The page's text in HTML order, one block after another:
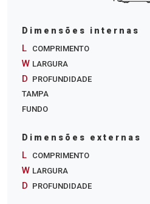
Dimensões internas
L COMPRIMENTO
W LARGURA
D PROFUNDIDADE
TAMPA
FUNDO
Dimensões externas
L COMPRIMENTO
W LARGURA
D PROFUNDIDADE